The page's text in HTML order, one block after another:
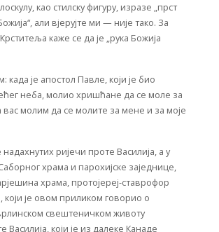
као стилску фигуру, изразе „прст
али вјерујте ми — није тако. За
каже се да је „рука Божија
када је апостол Павле, који је био
неба, молио хришћане да се моле за
вас молим да се молите за мене и за моје
ријечи проте Василија, а у
храма и парохијске заједнице,
храма, протојереј-ставрофор
који је овом приликом говорио о
свештеничком животу
Василија, који је из далеке Канаде